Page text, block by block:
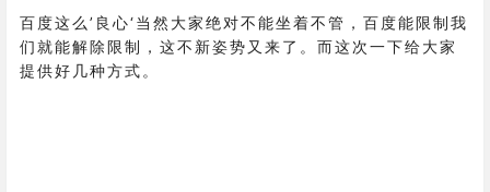
百度这么’良心‘当然大家绝对不能坐着不管，百度能限制我
们就能解除限制，这不新姿势又来了。而这次一下给大家
提供好几种方式。